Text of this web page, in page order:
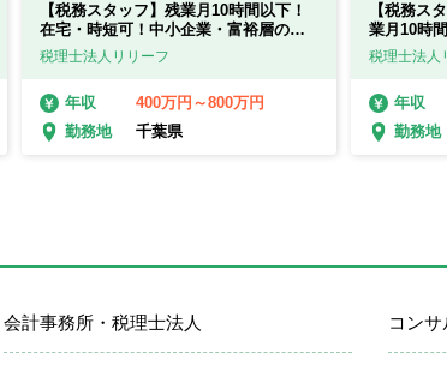
【税務スタッフ】残業月10時間以下！
在宅・時短可！中小企業・富裕層のコ
ンサルティングに強み！
税理士法人リリーフ
年収
400万円～800万円
勤務地
千葉県
【税務ス
業月10時
サルティ
税理士法人
年収
勤務地
会計事務所・税理士法人 コン